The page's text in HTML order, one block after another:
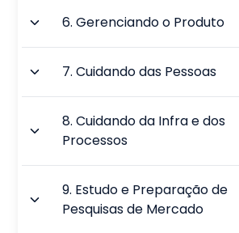
6.Gerenciando o Produto
7.Cuidando das Pessoas
8.Cuidando da Infra e dos
Processos
9. Estudo e Preparação de
Pesquisas de Mercado